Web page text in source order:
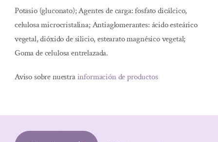
Potasio (gluconato); Agentes de carga: fosfato dicálcico,
celulosa microcristalina; Antiaglomerantes: ácido esteárico
vegetal, dióxido de silicio, estearato magnésico vegetal;
Goma de celulosa entrelazada.
Aviso sobre nuestrainformación de productos